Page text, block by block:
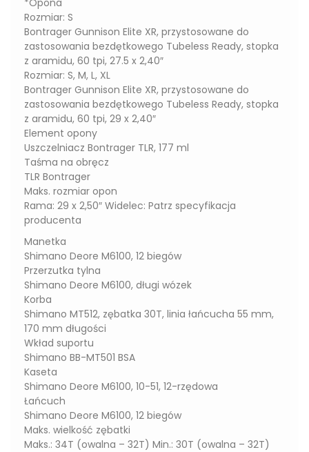
Rozmiar: S
Bontrager Gunnison Elite XR, przystosowane do
zastosowania bezdętkowego Tubeless Ready, stopka
z aramidu, 60 tpi, 27.5 x 2,40″
Rozmiar: S, M, L, XL
Bontrager Gunnison Elite XR, przystosowane do
zastosowania bezdętkowego Tubeless Ready, stopka
z aramidu, 60 tpi, 29 x 2,40″
Element opony
Uszczelniacz Bontrager TLR, 177 ml
Taśma na obręcz
TLR Bontrager
Maks. rozmiar opon
Rama: 29 x 2,50″ Widelec: Patrz specyfikacja
producenta
Manetka
Shimano Deore M6100, 12 biegów
Przerzutka tylna
Shimano Deore M6100, długi wózek
Korba
Shimano MT512, zębatka 30T, linia łańcucha 55 mm,
170 mm długości
Wkład suportu
Shimano BB-MT501 BSA
Kaseta
Shimano Deore M6100, 10-51, 12-rzędowa
Łańcuch
Shimano Deore M6100, 12 biegów
Maks. wielkość zębatki
Maks.: 34T (owalna – 32T) Min.: 30T (owalna – 32T)